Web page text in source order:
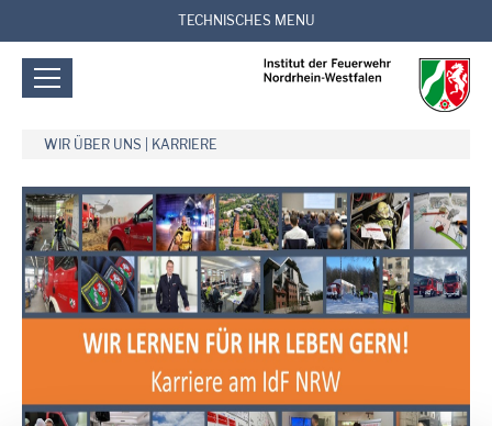
TECHNISCHES MENU
WIR ÜBER UNS KARRIERE